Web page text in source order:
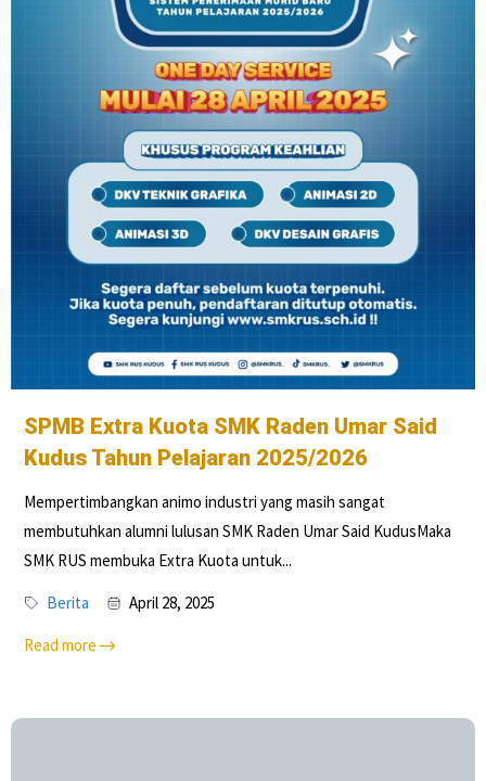
SPMB Extra Kuota SMK Raden Umar Said
Kudus Tahun Pelajaran 2025/2026
Mempertimbangkan animo industri yang masih sangat
membutuhkan alumni lulusan SMK Raden Umar Said KudusMaka
SMK RUS membuka Extra Kuota untuk...
Berita April 28, 2025
Read more